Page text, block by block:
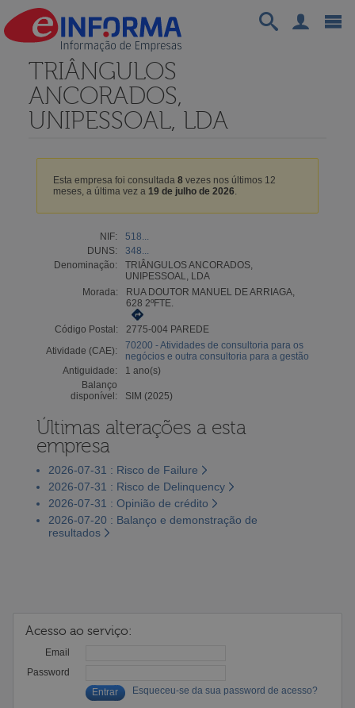
TRIÂNGULOS
ANCORADOS,
UNIPESSOAL, LDA
Esta empresa foi consultada 8vezes nos últimos 12
meses, a última vez a 19 de julho de 2026.
NIF:
518...
DUNS:
348...
Denominação:
TRIÂNGULOS ANCORADOS,
UNIPESSOAL, LDA
Morada:
RUA DOUTOR MANUEL DE ARRIAGA,
628 2ºFTE.
Código Postal:
2775-004 PAREDE
Atividade (CAE):
70200 - Atividades de consultoria para os
negócios e outra consultoria para a gestão
Antiguidade:
1 ano(s)
Balanço
disponível:
SIM (2025)
Últimas alterações a esta
empresa
2026-07-31 : Risco de Failure
2026-07-31 : Risco de Delinquency
2026-07-31 : Opinião de crédito
2026-07-20 : Balanço e demonstração de
resultados
Acesso ao serviço:
Email
Password
Esqueceu-se da sua password de acesso?